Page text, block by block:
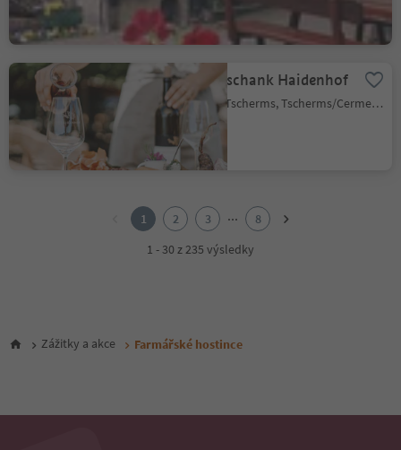
Buschenschank Haidenhof
Cermes/Tscherms, Tscherms/Cermes, Meran/Merano and environs
1 2 3 ...
8
1 - 30 z 235 výsledky
Zážitky a akce Farmářské hostince